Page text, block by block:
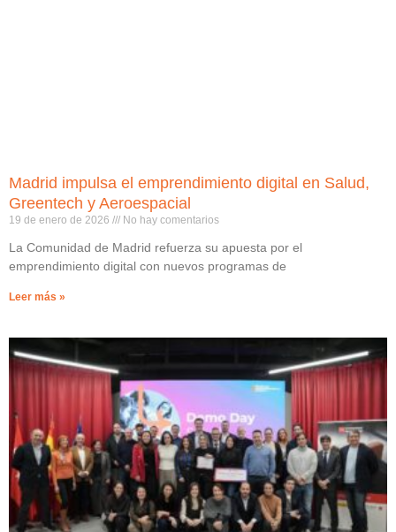
Madrid impulsa el emprendimiento digital en Salud,
Greentech y Aeroespacial
19 de enero de 2026 No hay comentarios
La Comunidad de Madrid refuerza su apuesta por el
emprendimiento digital con nuevos programas de
Leer más »